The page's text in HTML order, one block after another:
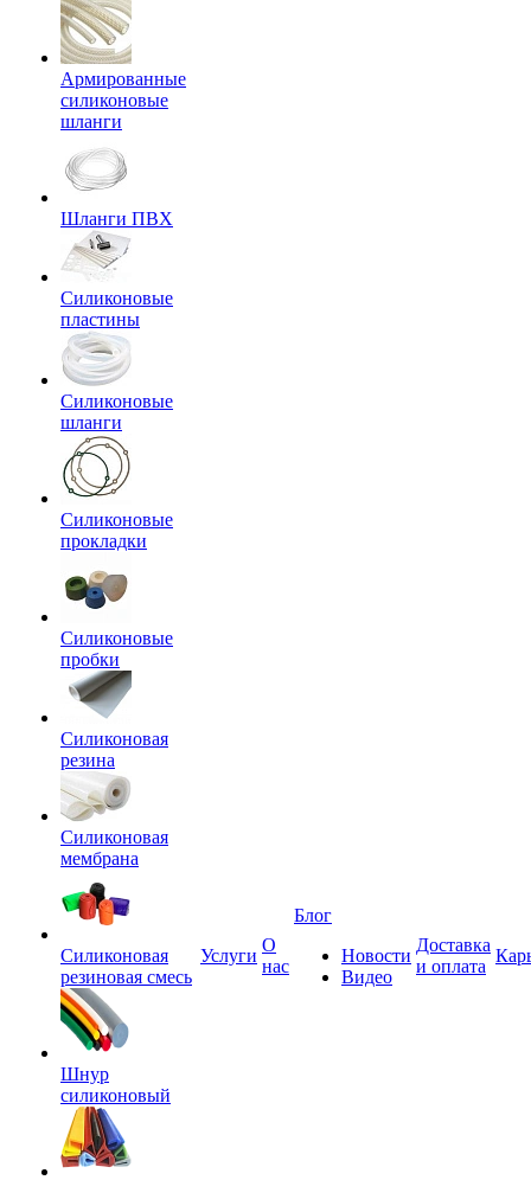
Армированные
силиконовые
шланги
Шланги ПВХ
Силиконовые
пластины
Силиконовые
шланги
Силиконовые
прокладки
Силиконовые
пробки
Силиконовая
резина
Силиконовая
мембрана
Силиконовая
резиновая смесь
Шнур
силиконовый
Услуги
О
нас
Блог
Новости
Видео
Доставка
и оплата